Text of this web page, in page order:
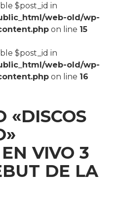
$post_id in
web-old/wp-
on line 15
$post_id in
web-old/wp-
on line 16
«DISCOS
VIVO 3
DE LA